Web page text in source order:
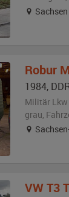
Sachsen
Robur
1984,
Militär Lkw
grau,
VW T3